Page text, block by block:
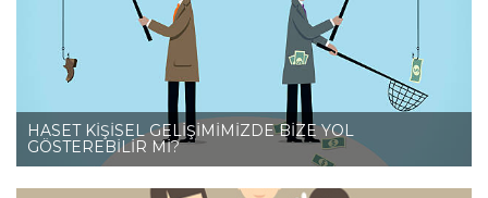
HASET KİŞİSEL GELİŞİMİMİZDE BİZE YOL
GÖSTEREBİLİR Mİ?